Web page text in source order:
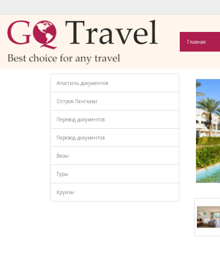
Главная
Апостиль документов
Остров Лангкави
Перевод документов
Перевод документов
Визы
Туры
Круизы